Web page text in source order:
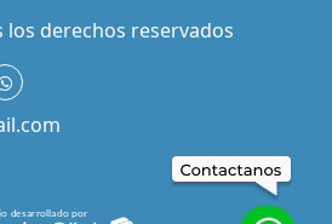
los derechos reservados